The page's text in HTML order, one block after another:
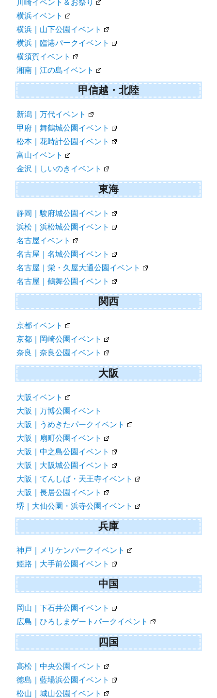
川崎イベント＆お祭り
横浜イベント
横浜｜山下公園イベント
横浜｜臨港パークイベント
横須賀イベント
湘南｜江の島イベント
甲信越・北陸
新潟｜万代イベント
甲府｜舞鶴城公園イベント
松本｜花時計公園イベント
富山イベント
金沢｜しいのきイベント
東海
静岡｜駿府城公園イベント
浜松｜浜松城公園イベント
名古屋イベント
名古屋｜名城公園イベント
名古屋｜栄・久屋大通公園イベント
名古屋｜鶴舞公園イベント
関西
京都イベント
京都｜岡崎公園イベント
奈良｜奈良公園イベント
大阪
大阪イベント
大阪｜万博公園イベント
大阪｜うめきたパークイベント
大阪｜扇町公園イベント
大阪｜中之島公園イベント
大阪｜大阪城公園イベント
大阪｜てんしば・天王寺イベント
大阪｜長居公園イベント
堺｜大仙公園・浜寺公園イベント
兵庫
神戸｜メリケンパークイベント
姫路｜大手前公園イベント
中国
岡山｜下石井公園イベント
広島｜ひろしまゲートパークイベント
四国
高松｜中央公園イベント
徳島｜藍場浜公園イベント
松山｜城山公園イベント